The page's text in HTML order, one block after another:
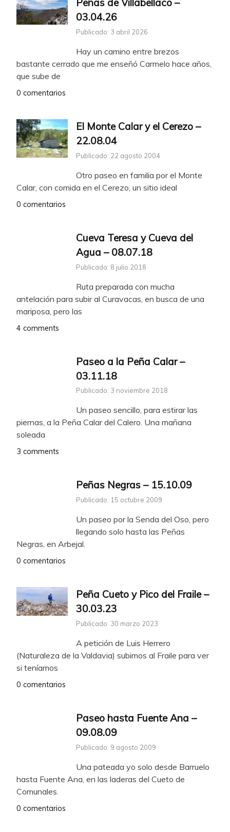
Peñas de Villabellaco –
03.04.26
Publicado: 3 abril 2026
Hay un camino entre brezos
bastante cerrado que me enseñó Carmelo hace años,
que sube de
0 comentarios
El Monte Calar y el Cerezo –
22.08.04
Publicado: 22 agosto 2004
Otro paseo en familia por el Monte
Calar, con comida en el Cerezo, un sitio ideal
0 comentarios
Cueva Teresa y Cueva del
Agua – 08.07.18
Publicado: 8 julio 2018
Ruta preparada con mucha
antelación para subir al Curavacas, en busca de una
mariposa, pero las
4 comments
Paseo a la Peña Calar –
03.11.18
Publicado: 3 noviembre 2018
Un paseo sencillo, para estirar las
piernas, a la Peña Calar del Calero. Una mañana
soleada
3 comments
Peñas Negras – 15.10.09
Publicado: 15 octubre 2009
Un paseo por la Senda del Oso, pero
llegando solo hasta las Peñas
Negras, en Arbejal.
0 comentarios
Peña Cueto y Pico del Fraile –
30.03.23
Publicado: 30 marzo 2023
A petición de Luis Herrero
(Naturaleza de la Valdavia) subimos al Fraile para ver
si teníamos
0 comentarios
Paseo hasta Fuente Ana –
09.08.09
Publicado: 9 agosto 2009
Una pateada yo solo desde Barruelo
hasta Fuente Ana, en las laderas del Cueto de
Comunales.
0 comentarios